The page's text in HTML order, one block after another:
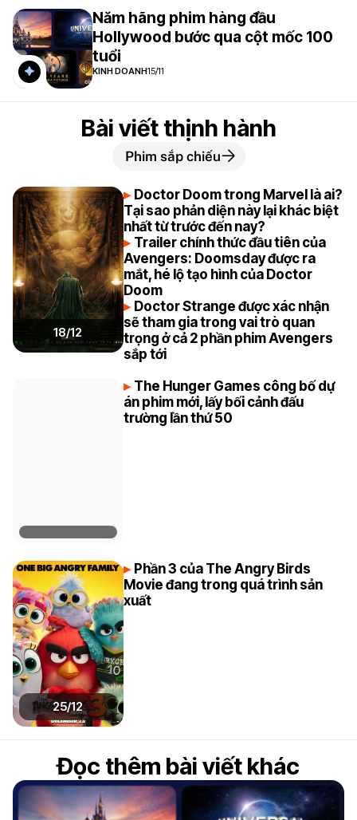
Năm hãng phim hàng đầu
Hollywood bước qua cột mốc 100
tuổi
KINH DOANH15/11
Bài viết thịnh hành
Phim sắp chiếu
18/12
Doctor Doom trong Marvel là ai?
Tại sao phản diện này lại khác biệt
nhất từ trước đến nay?
Trailer chính thức đầu tiên của
Avengers: Doomsday được ra
mắt, hé lộ tạo hình của Doctor
Doom
Doctor Strange được xác nhận
sẽ tham gia trong vai trò quan
trọng ở cả 2 phần phim Avengers
sắp tới
The Hunger Games công bố dự
án phim mới, lấy bối cảnh đấu
trường lần thứ 50
25/12
Phần 3 của The Angry Birds
Movie đang trong quá trình sản
xuất
Đọc thêm bài viết khác